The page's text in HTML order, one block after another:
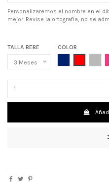
Personalizaremos el nombre en el
mejor. Revise la ortografía, no se
TALLA BEBE
COLOR